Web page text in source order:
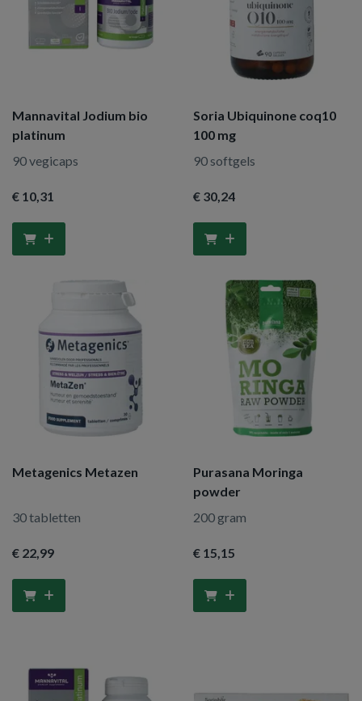
Mannavital Jodium bio
platinum
90 vegicaps
€ 10,31
Soria Ubiquinone coq10
100 mg
90 softgels
€ 30,24
Metagenics Metazen
30 tabletten
€ 22,99
Purasana Moringa
powder
200 gram
€ 15,15